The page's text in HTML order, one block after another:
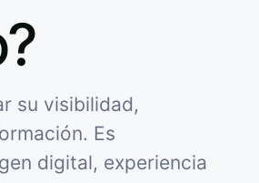
su visibilidad,
Es
digital, experiencia